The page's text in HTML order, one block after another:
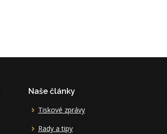
Naše články
Tiskové zprávy
Rady a tipy